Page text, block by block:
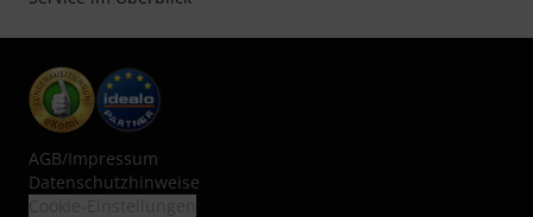
AGB/Impressum
Datenschutzhinweise